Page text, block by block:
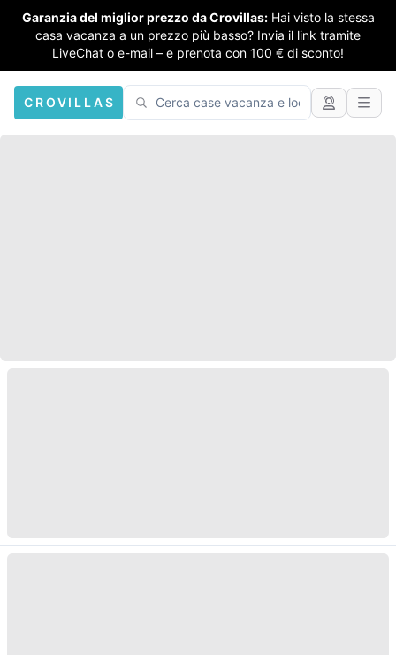
Garanzia del miglior prezzo da Crovillas: Hai visto la stessa
casa vacanza a un prezzo più basso? Invia il link tramite
LiveChat o e-mail – e prenota con 100 € di sconto!
CROVILLAS